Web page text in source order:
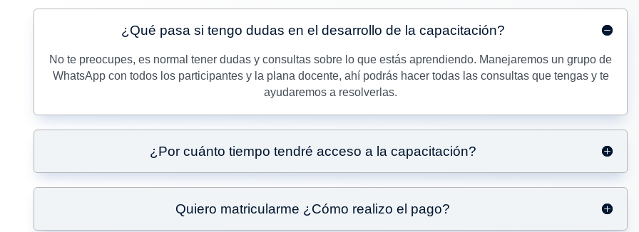
¿Qué pasa si tengo dudas en el desarrollo de la capacitación?
No te preocupes, es normal tener dudas y consultas sobre lo que estás aprendiendo. Manejaremos un grupo de
WhatsApp con todos los participantes y la plana docente, ahí podrás hacer todas las consultas que tengas y te
ayudaremos a resolverlas.
¿Por cuánto tiempo tendré acceso a la capacitación?
Quiero matricularme ¿Cómo realizo el pago?